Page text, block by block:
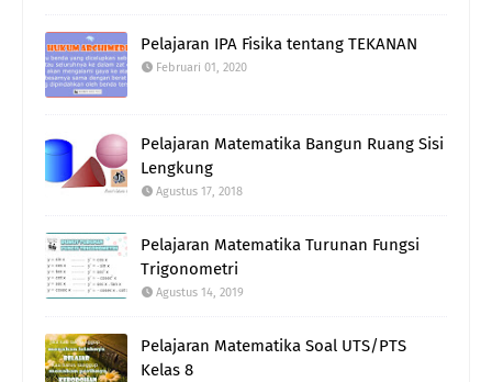
Pelajaran IPA Fisika tentang TEKANAN
Februari 01, 2020
Pelajaran Matematika Bangun Ruang Sisi
Lengkung
Agustus 17, 2018
Pelajaran Matematika Turunan Fungsi
Trigonometri
Agustus 14, 2019
Pelajaran Matematika Soal UTS/PTS
Kelas 8